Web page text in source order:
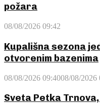
požara
08/08/2026 09:42
Kupališna sezona
otvorenim bazenima
08/08/2026 09:4008/08/2026
Sveta Petka